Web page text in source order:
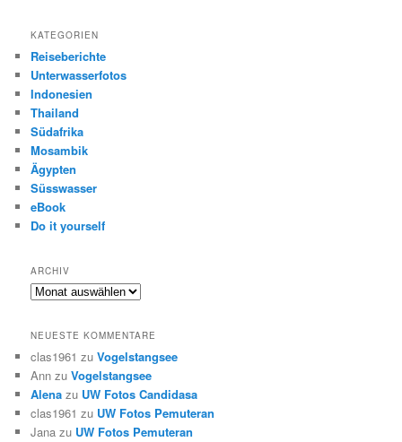
KATEGORIEN
Reiseberichte
Unterwasserfotos
Indonesien
Thailand
Südafrika
Mosambik
Ägypten
Süsswasser
eBook
Do it yourself
ARCHIV
Archiv
NEUESTE KOMMENTARE
clas1961 zuVogelstangsee
Ann zuVogelstangsee
Alena zu UW Fotos Candidasa
clas1961 zu UW Fotos Pemuteran
Jana zu UW Fotos Pemuteran